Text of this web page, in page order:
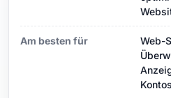
Am besten für
Web-